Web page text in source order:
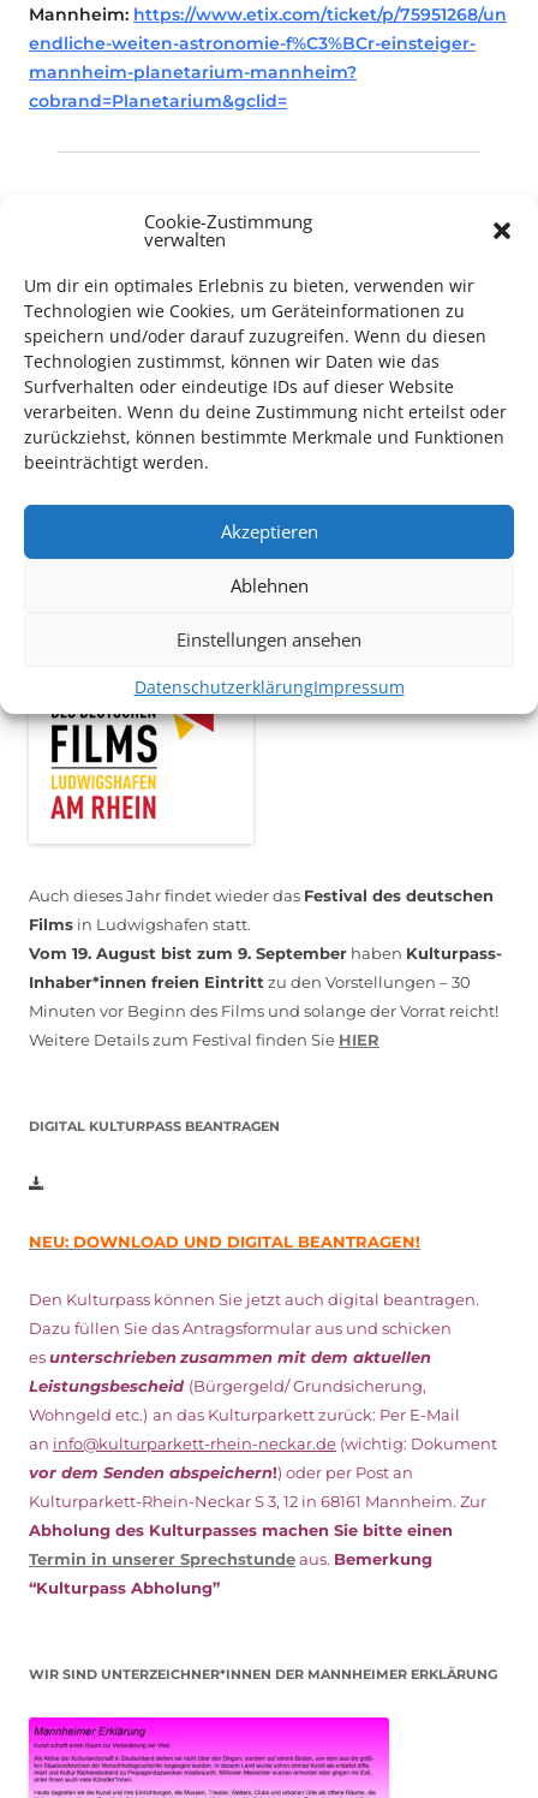
Cookie-Zustimmung
verwalten
Um dir ein optimales Erlebnis zu bieten, verwenden wir
Technologien wie Cookies, um Geräteinformationen zu
speichern und/oder darauf zuzugreifen. Wenn du diesen
Technologien zustimmst, können wir Daten wie das
Surfverhalten oder eindeutige IDs auf dieser Website
verarbeiten. Wenn du deine Zustimmung nicht erteilst oder
zurückziehst, können bestimmte Merkmale und Funktionen
beeinträchtigt werden.
Akzeptieren
Ablehnen
Einstellungen ansehen
DatenschutzerklärungImpressum
Mannheim: https://www.etix.com/ticket/p/75951268/un
endliche-weiten-astronomie-f%C3%BCr-einsteiger-
mannheim-planetarium-mannheim?
cobrand=Planetarium&gclid=
Planetarium
TECHNIK SUPPORT GESUCHT!
Das Kulturparkett freut sich stets überehrenamtliche
Mithilfe im Bereich Technik
melden Sie sich unterinfo@kulturparkett-rhein-neckar.de
*KULTURTIPP SOMMERPAUSE: FESTIVAL DES DEUTSCHEN FILMS*
Auch dieses Jahr findet wieder das Festival des deutschen
Films in Ludwigshafen statt.
Vom 19. August bist zum 9. September haben Kulturpass-
Inhaber*innen freien Eintritt zu den Vorstellungen – 30
Minuten vor Beginn des Films und solange der Vorrat reicht!
Weitere Details zum Festival finden Sie HIER
DIGITAL KULTURPASS BEANTRAGEN
NEU: DOWNLOAD UND DIGITAL BEANTRAGEN!
Den Kulturpass können Sie jetzt auch digital beantragen.
Dazu füllen Sie das Antragsformular aus und schicken
esunterschriebenzusammen mit dem aktuellen
Leistungsbescheid (Bürgergeld/ Grundsicherung,
Wohngeld etc.) an das Kulturparkett zurück: Per E-Mail
an info@kulturparkett-rhein-neckar.de (wichtig: Dokument
vor dem Senden abspeichern!) oder per Post an
Kulturparkett-Rhein-Neckar S 3, 12 in 68161 Mannheim. Zur
Abholung des Kulturpasses machen Sie bitte einen
Termin in unserer Sprechstundeaus. Bemerkung
“Kulturpass Abholung”
WIR SIND UNTERZEICHNER*INNEN DER MANNHEIMER ERKLÄRUNG